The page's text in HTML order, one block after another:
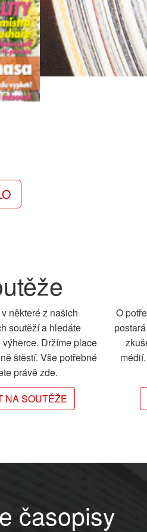
některé z našich
soutěží a hledáte
Držíme place
štěstí. Vše potřebné
právě zde.
NA SOUTĚŽE
O
časopisy